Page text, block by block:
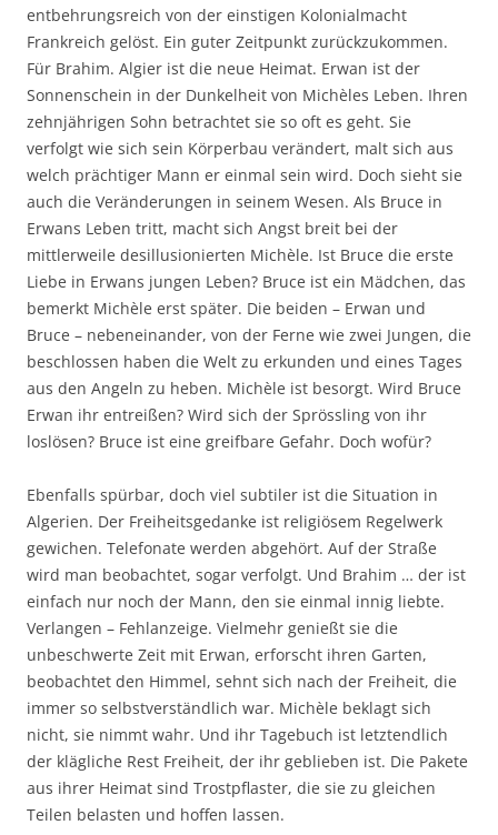
entbehrungsreich von der einstigen Kolonialmacht
Frankreich gelöst. Ein guter Zeitpunkt zurückzukommen.
Für Brahim. Algier ist die neue Heimat. Erwan ist der
Sonnenschein in der Dunkelheit von Michèles Leben. Ihren
zehnjährigen Sohn betrachtet sie so oft es geht. Sie
verfolgt wie sich sein Körperbau verändert, malt sich aus
welch prächtiger Mann er einmal sein wird. Doch sieht sie
auch die Veränderungen in seinem Wesen. Als Bruce in
Erwans Leben tritt, macht sich Angst breit bei der
mittlerweile desillusionierten Michèle. Ist Bruce die erste
Liebe in Erwans jungen Leben? Bruce ist ein Mädchen, das
bemerkt Michèle erst später. Die beiden – Erwan und
Bruce – nebeneinander, von der Ferne wie zwei Jungen, die
beschlossen haben die Welt zu erkunden und eines Tages
aus den Angeln zu heben. Michèle ist besorgt. Wird Bruce
Erwan ihr entreißen? Wird sich der Sprössling von ihr
loslösen? Bruce ist eine greifbare Gefahr. Doch wofür?
Ebenfalls spürbar, doch viel subtiler ist die Situation in
Algerien. Der Freiheitsgedanke ist religiösem Regelwerk
gewichen. Telefonate werden abgehört. Auf der Straße
wird man beobachtet, sogar verfolgt. Und Brahim … der ist
einfach nur noch der Mann, den sie einmal innig liebte.
Verlangen – Fehlanzeige. Vielmehr genießt sie die
unbeschwerte Zeit mit Erwan, erforscht ihren Garten,
beobachtet den Himmel, sehnt sich nach der Freiheit, die
immer so selbstverständlich war. Michèle beklagt sich
nicht, sie nimmt wahr. Und ihr Tagebuch ist letztendlich
der klägliche Rest Freiheit, der ihr geblieben ist. Die Pakete
aus ihrer Heimat sind Trostpflaster, die sie zu gleichen
Teilen belasten und hoffen lassen.